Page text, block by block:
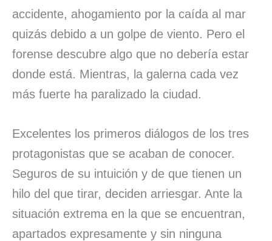
accidente, ahogamiento por la caída al mar
quizás debido a un golpe de viento. Pero el
forense descubre algo que no debería estar
donde está. Mientras, la galerna cada vez
más fuerte ha paralizado la ciudad.
Excelentes los primeros diálogos de los tres
protagonistas que se acaban de conocer.
Seguros de su intuición y de que tienen un
hilo del que tirar, deciden arriesgar. Ante la
situación extrema en la que se encuentran,
apartados expresamente y sin ninguna